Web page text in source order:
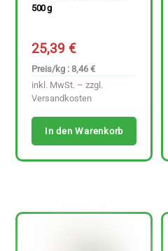
500 g
25,39€
Preis/kg : 8,46 €
inkl. MwSt. – zzgl.
Versandkosten
In den Warenkorb